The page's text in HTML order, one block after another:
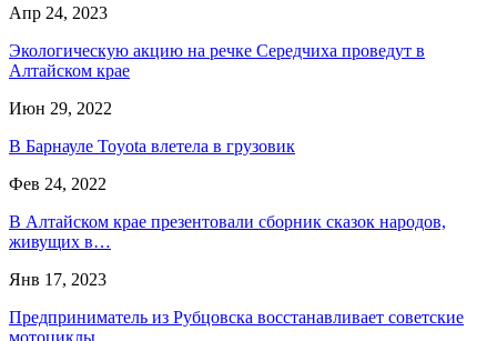
Апр 24, 2023
Экологическую акцию на речке Середчиха проведут в
Алтайском крае
Июн 29, 2022
В Барнауле Toyota влетела в грузовик
Фев 24, 2022
В Алтайском крае презентовали сборник сказок народов,
живущих в…
Янв 17, 2023
Предприниматель из Рубцовска восстанавливает советские
мотоциклы